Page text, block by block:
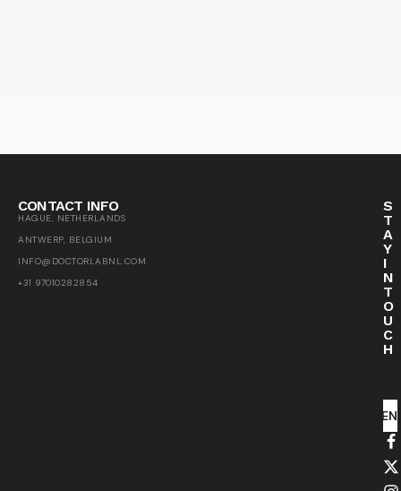
CONTACT INFO
HAGUE, NETHERLANDS
ANTWERP, BELGIUM
INFO@DOCTORLABNL.COM
+31 97010282854
S
T
A
Y
I
N
T
O
U
C
H